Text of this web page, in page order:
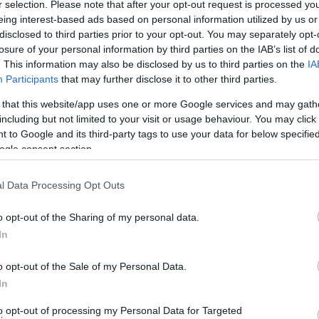
selection. Please note that after your opt-out request is processed
interest-based ads based on personal information utilized by us
to third parties prior to your opt-out. You may separately
of your personal information by third parties on the IAB’s list of
This information may also be disclosed by us to third parties on the
Participants that may further disclose it to other third parties.
that this website/app uses one or more Google services and may
but not limited to your visit or usage behaviour. You may
to Google and its third-party tags to use your data for below
consent section.
Data Processing Opt Outs
opt-out of the Sharing of my personal data.
opt-out of the Sale of my Personal Data.
opt-out of processing my Personal Data for Targeted
παρά την γέννηση, τις σπουδές (σεφ), τις
των ΗΠΑ κρατούσε την φλόγα της Άνδρου και του
κύκλο του και αποκατέστησε τα τρία
Γλυνού, να επιστρέψει αρχικά Ελλάδα (Αθήνα)
στο Κόρθι και στην Άνδρο. Μετέτρεψε το παλιό
Πρόσθεσε σε αυτές μια σουΐτα/σπίτι και ένα
Και άλλες τρεις στον Κάτω Άγιο Πέτρο.